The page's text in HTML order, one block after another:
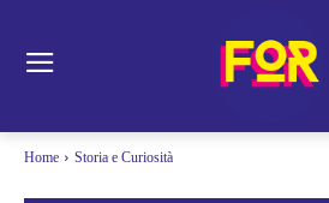
Home Storia e Curiosità